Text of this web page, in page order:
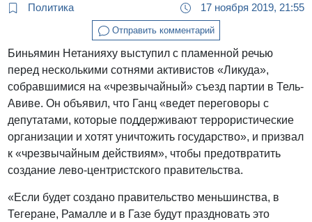
Политика 17 ноября 2019, 21:55
Отправить комментарий
Биньямин Нетанияху выступил с пламенной речью
перед несколькими сотнями активистов «Ликуда»,
собравшимися на «чрезвычайный» съезд партии в Тель-
Авиве. Он объявил, что Ганц «ведет переговоры с
депутатами, которые поддерживают террористические
организации и хотят уничтожить государство», и призвал
к «чрезвычайным действиям», чтобы предотвратить
создание лево-центристского правительства.
«Если будет создано правительство меньшинства, в
Тегеране, Рамалле и в Газе будут праздновать это